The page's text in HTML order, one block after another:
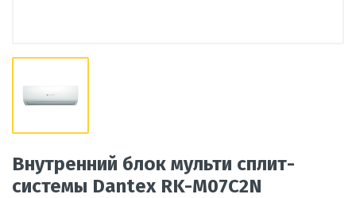
Внутренний блок мульти сплит-
системы Dantex RK-M07C2N